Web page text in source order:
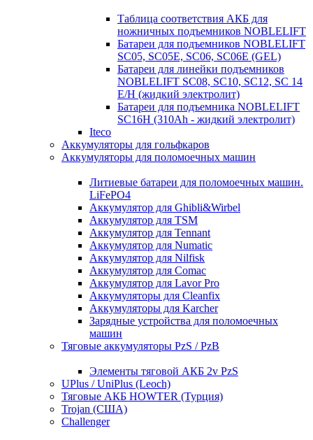
Таблица соответствия АКБ для
ножничных подъемников NOBLELIFT
Батареи для подъемников NOBLELIFT
SC05, SC05E, SC06, SC06E (GEL)
Батареи для линейки подъемников
NOBLELIFT SC08, SC10, SC12, SC 14
E/H (жидкий электролит)
Батареи для подъемника NOBLELIFT
SC16H (310Ah - жидкий электролит)
Iteco
Аккумуляторы для гольфкаров
Аккумуляторы для поломоечных машин
Литиевые батареи для поломоечных машин.
LiFePO4
Аккумулятор для Ghibli&Wirbel
Аккумулятор для TSM
Аккумулятор для Tennant
Аккумулятор для Numatic
Аккумулятор для Nilfisk
Аккумулятор для Comac
Аккумулятор для Lavor Pro
Аккумуляторы для Cleanfix
Аккумуляторы для Karcher
Зарядные устройства для поломоечных
машин
Тяговые аккумуляторы PzS / PzB
Элементы тяговой АКБ 2v PzS
UPlus / UniPlus (Leoch)
Тяговые АКБ HOWTER (Турция)
Trojan (США)
Challenger